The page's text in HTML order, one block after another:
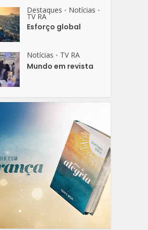
Destaques • Notícias •
TV RA
Esforço global
Notícias • TV RA
Mundo em revista